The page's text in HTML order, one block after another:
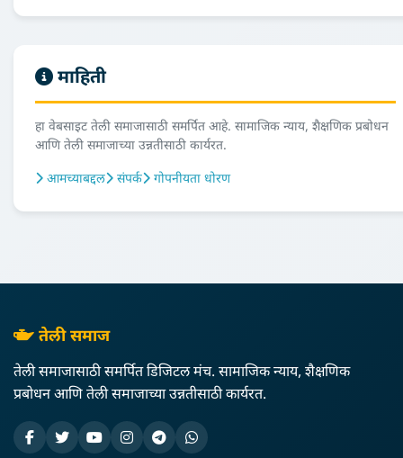
माहिती
हा वेबसाइट तेली समाजासाठी समर्पित आहे. सामाजिक न्याय, शैक्षणिक प्रबोधन
आणि तेली समाजाच्या उन्नतीसाठी कार्यरत.
आमच्याबद्दल
संपर्क गोपनीयता धोरण
तेली समाज
तेली समाजासाठी समर्पित डिजिटल मंच. सामाजिक न्याय, शैक्षणिक
प्रबोधन आणि तेली समाजाच्या उन्नतीसाठी कार्यरत.